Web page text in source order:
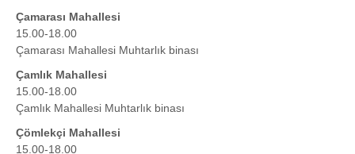
Çamarası Mahallesi
15.00-18.00
Çamarası Mahallesi Muhtarlık binası
Çamlık Mahallesi
15.00-18.00
Çamlık Mahallesi Muhtarlık binası
Çömlekçi Mahallesi
15.00-18.00